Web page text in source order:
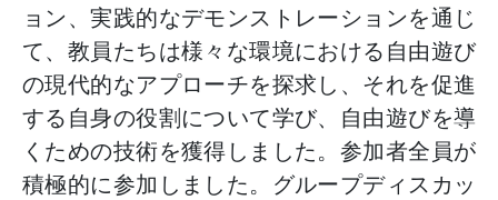
ョン、実践的なデモンストレーションを通じ
て、教員たちは様々な環境における自由遊び
の現代的なアプローチを探求し、それを促進
する自身の役割について学び、自由遊びを導
くための技術を獲得しました。参加者全員が
積極的に参加しました。グループディスカッ